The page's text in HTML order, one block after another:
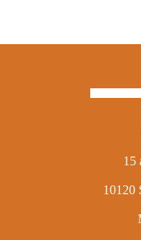
15
10120